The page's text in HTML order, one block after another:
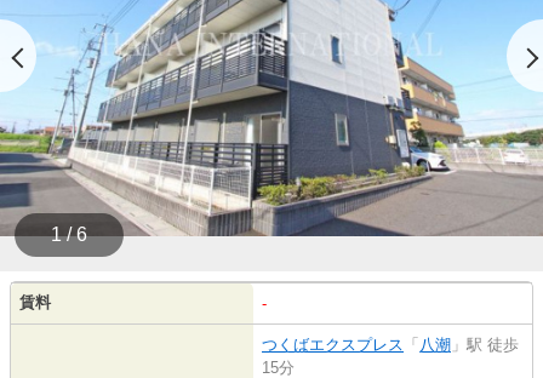
1 / 6
賃料 -
つくばエクスプレス 「 八潮 」駅 徒歩
15分